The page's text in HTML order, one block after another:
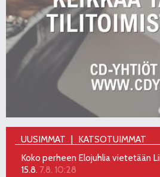
UUSIMMAT
KATSOTUIMMAT
Koko perheen Elojuhlia vietetään
15.8. 7.8. 10:28